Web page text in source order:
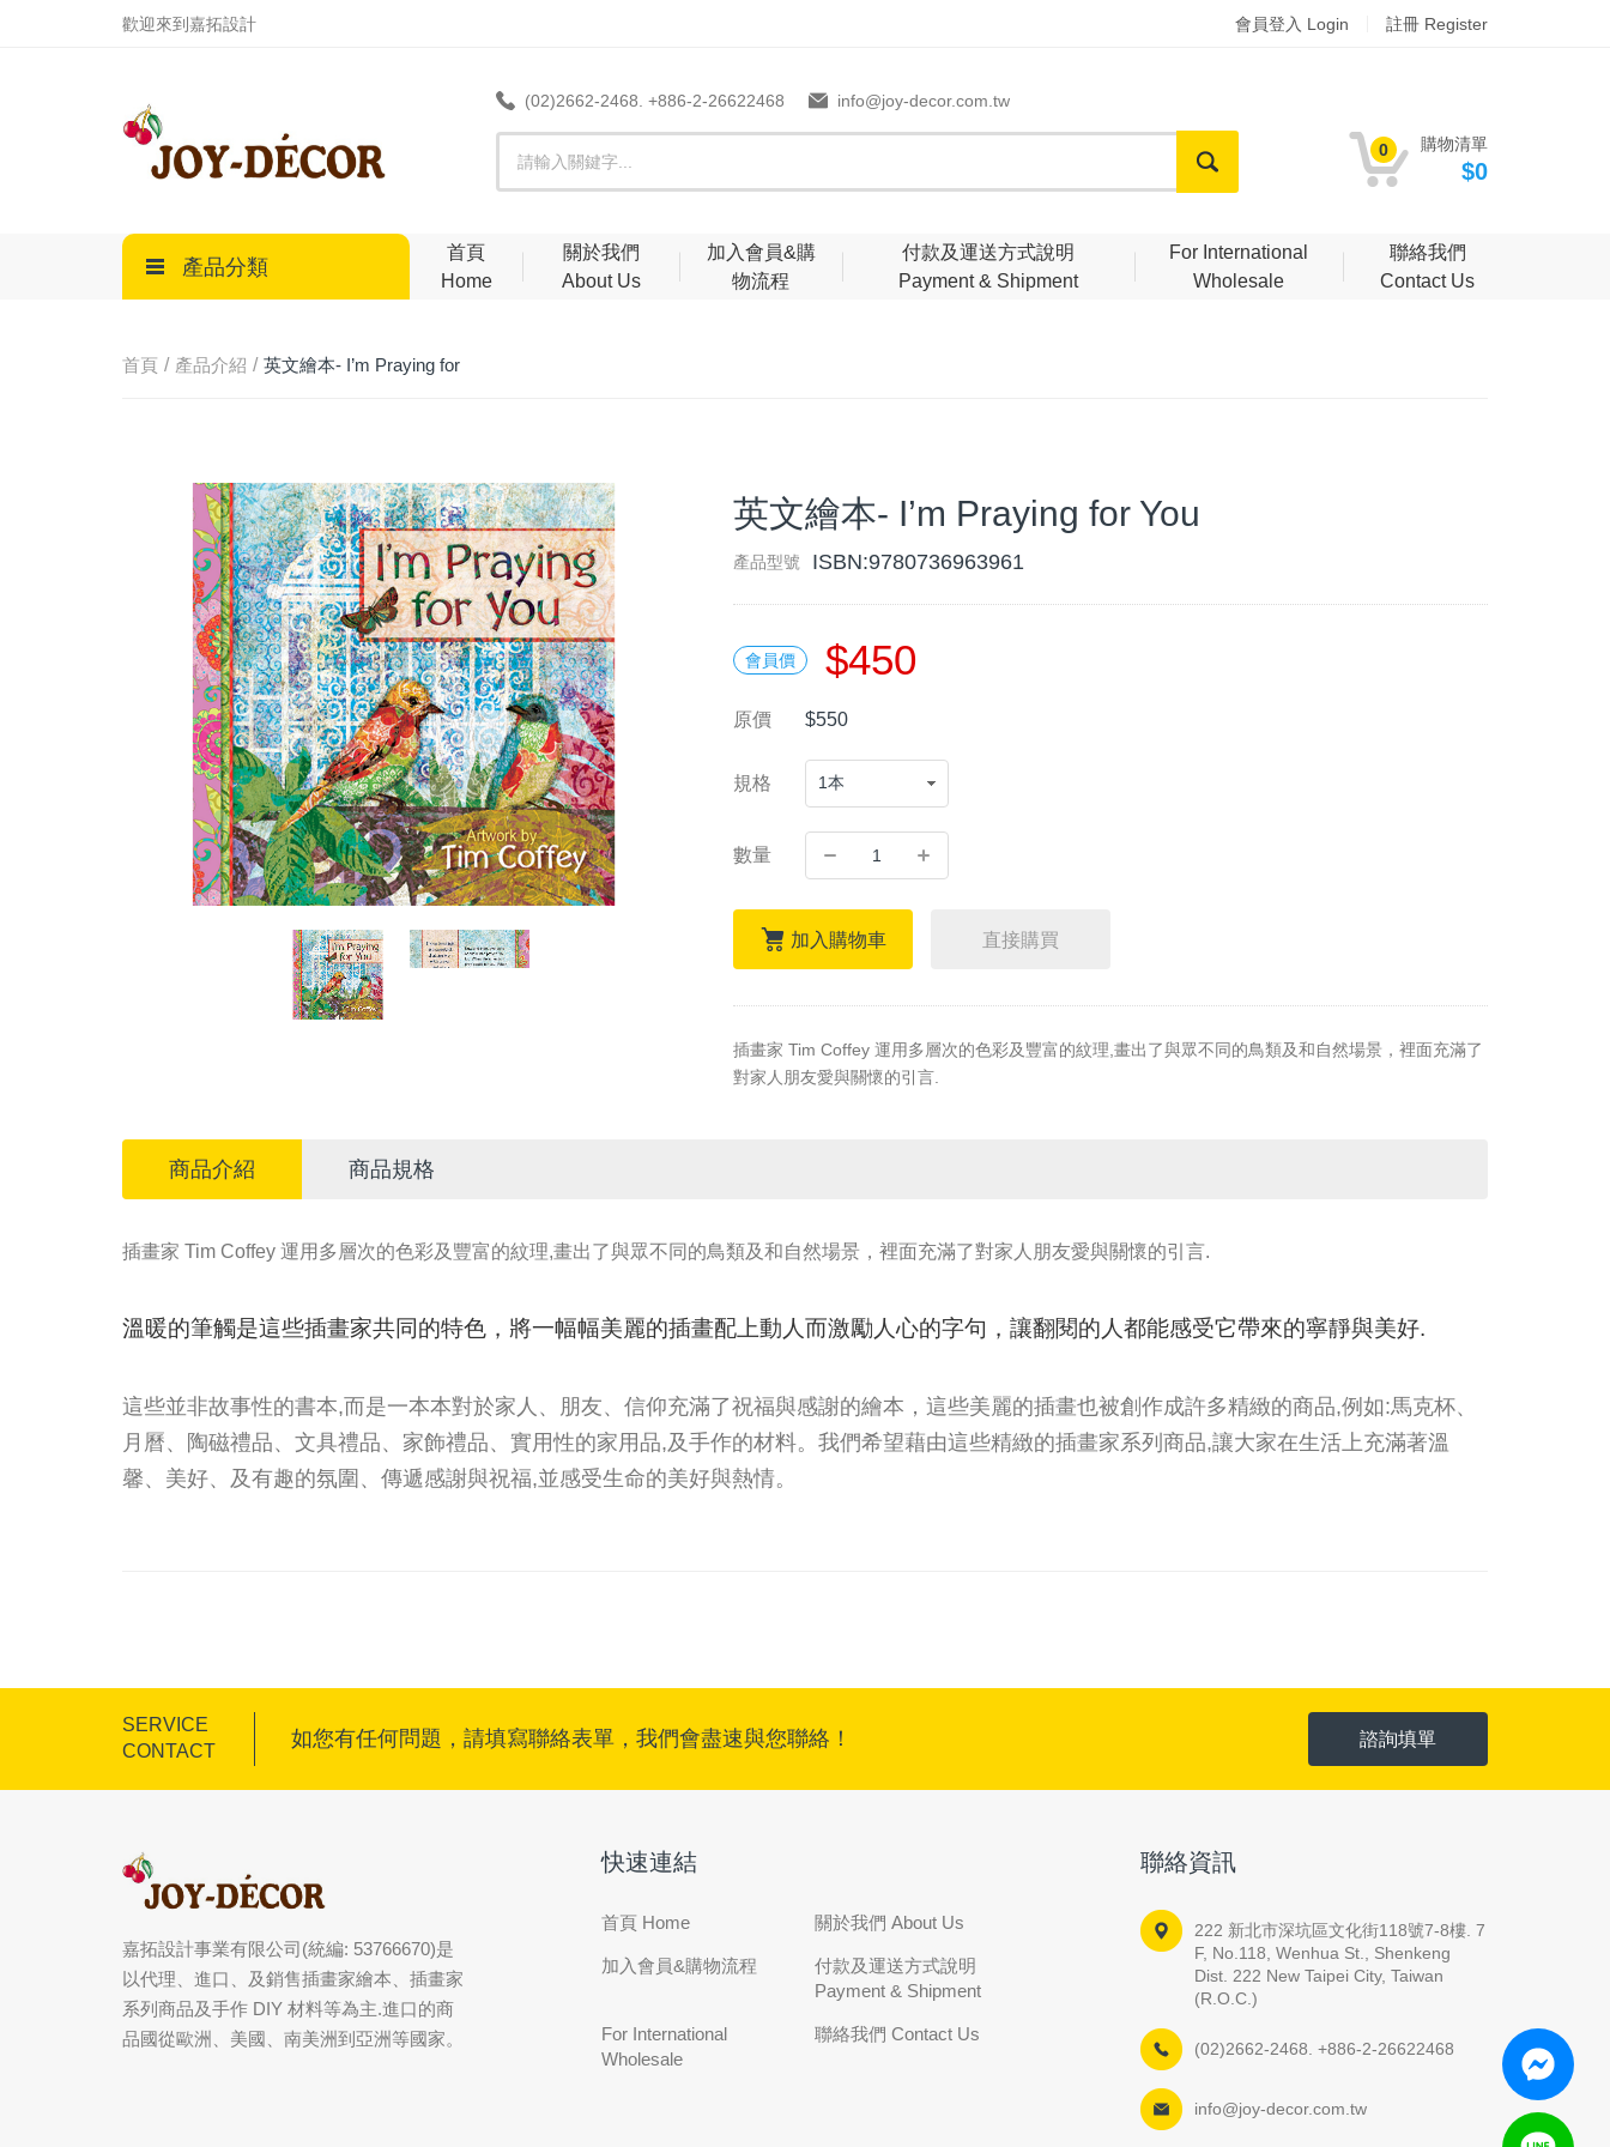
歡迎來到嘉拓設計 會員登入 Login 註冊 Register
(02)2662-2468. +886-2-26622468 info@joy-decor.com.tw
0 購物清單
$0
產品分類
首頁
Home
關於我們
About Us
加入會員&購
物流程
付款及運送方式說明
Payment & Shipment
For International
Wholesale
聯絡我們
Contact Us
首頁 產品介紹
英文繪本- I’m Praying for
英文繪本- I’m Praying for You
產品型號 ‎ISBN:9780736963961
會員價 $450
原價 $550
規格
數量
加入購物車 直接購買
插畫家 Tim Coffey 運用多層次的色彩及豐富的紋理,畫出了與眾不同的鳥類及和自然場景，裡面充滿了
對家人朋友愛與關懷的引言.
商品介紹 商品規格
插畫家 Tim Coffey 運用多層次的色彩及豐富的紋理,畫出了與眾不同的鳥類及和自然場景，裡面充滿了對家人朋友愛與關懷的引言.
溫暖的筆觸是這些插畫家共同的特色，將一幅幅美麗的插畫配上動人而激勵人心的字句，讓翻閱的人都能感受它帶來的寧靜與美好.
這些並非故事性的書本,而是一本本對於家人、朋友、信仰充滿了祝福與感謝的繪本，這些美麗的插畫也被創作成許多精緻的商品,例如:馬克杯、
月曆、陶磁禮品、文具禮品、家飾禮品、實用性的家用品,及手作的材料。我們希望藉由這些精緻的插畫家系列商品,讓大家在生活上充滿著溫
馨、美好、及有趣的氛圍、傳遞感謝與祝福,並感受生命的美好與熱情。
SERVICE
CONTACT
如您有任何問題，請填寫聯絡表單，我們會盡速與您聯絡！ 諮詢填單
嘉拓設計事業有限公司(統編: 53766670)是
以代理、進口、及銷售插畫家繪本、插畫家
系列商品及手作 DIY 材料等為主.進口的商
品國從歐洲、美國、南美洲到亞洲等國家。
快速連結
首頁 Home 關於我們 About Us
加入會員&購物流程
付款及運送方式說明
Payment & Shipment
For International
Wholesale
聯絡我們 Contact Us
聯絡資訊
222 新北市深坑區文化街118號7-8樓. 7
F, No.118, Wenhua St., Shenkeng
Dist. 222 New Taipei City, Taiwan
(R.O.C.)
(02)2662-2468. +886-2-26622468
info@joy-decor.com.tw